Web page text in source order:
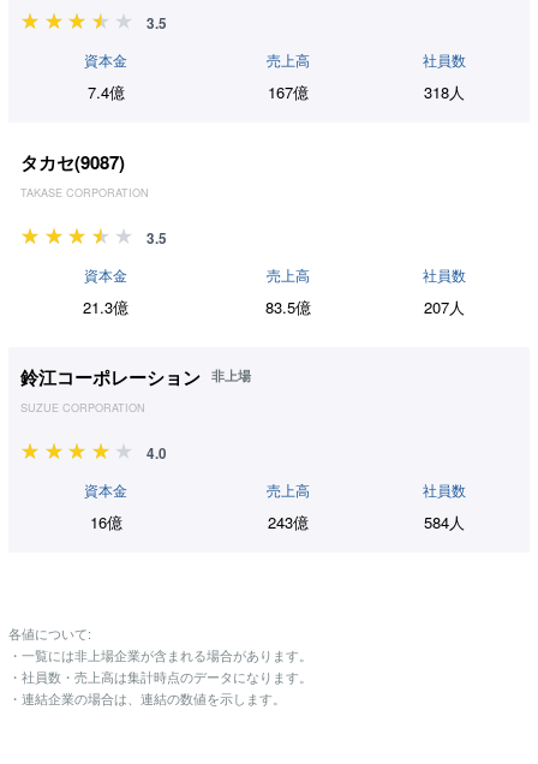
3.5
資本金
7.4億
売上高
167億
社員数
318人
タカセ(9087)
TAKASE CORPORATION
3.5
資本金
21.3億
売上高
83.5億
社員数
207人
鈴江コーポレーション 非上場
SUZUE CORPORATION
4.0
資本金
16億
売上高
243億
社員数
584人
各値について:
・一覧には非上場企業が含まれる場合があります。
・社員数・売上高は集計時点のデータになります。
・連結企業の場合は、連結の数値を示します。